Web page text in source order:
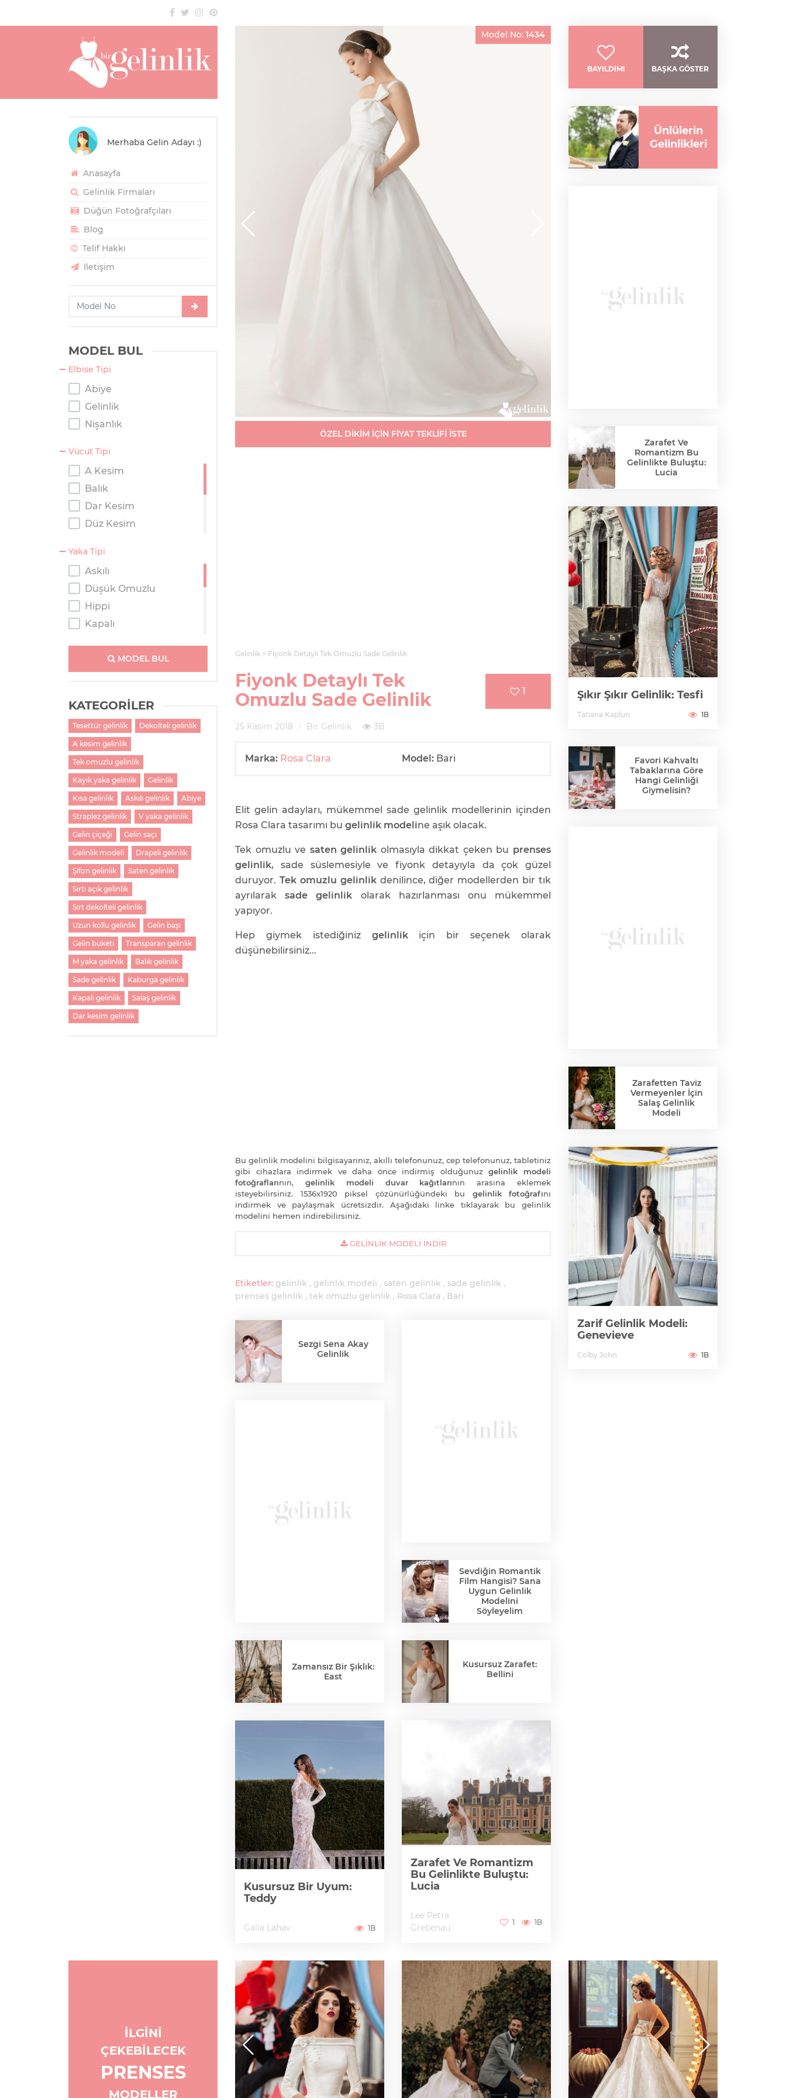
Merhaba Gelin Adayı :)
Anasayfa
Gelinlik Firmaları
Düğün Fotoğrafçıları
Blog
Telif Hakkı
İletişim
MODEL BUL
Elbise Tipi
Abiye
Gelinlik
Nişanlık
Vücut Tipi
A Kesim
Balık
Dar Kesim
Düz Kesim
Kısa
Prenses
Salaş
Tulum
Yaka Tipi
Askılı
Düşük Omuzlu
Hippi
Kapalı
Kolsuz
M Yaka
Tek Omuzlu
Tesettür
Transparan Omuzlu
V Yaka
MODEL BUL
KATEGORİLER
Tesettür gelinlik Dekolteli gelinlik
A kesim gelinlik
Tek omuzlu gelinlik
Kayık yaka gelinlik Gelinlik
Kısa gelinlik Askılı gelinlik Abiye
Straplez gelinlik V yaka gelinlik
Gelin çiçeği Gelin saçı
Gelinlik modeli Drapeli gelinlik
Şifon gelinlik Saten gelinlik
Sırtı açık gelinlik
Sırt dekolteli gelinlik
Uzun kollu gelinlik Gelin başı
Gelin buketi Transparan gelinlik
M yaka gelinlik Balık gelinlik
Sade gelinlik Kaburga gelinlik
Kapalı gelinlik Salaş gelinlik
Dar kesim gelinlik
Model No: 1434
ÖZEL DİKİM İÇİN FİYAT TEKLİFİ İSTE
Gelinlik Fiyonk Detaylı Tek Omuzlu Sade Gelinlik
Fiyonk Detaylı Tek
Omuzlu Sade Gelinlik
1
25 Kasım 2018 Bir Gelinlik 3B
Marka: Rosa Clara Model: Bari
Elit gelin adayları, mükemmel sade gelinlik modellerinin içinden
Rosa Clara tasarımı bu gelinlik modeline aşık olacak.
Tek omuzlu ve saten gelinlik olmasıyla dikkat çeken bu prenses
gelinlik, sade süslemesiyle ve fiyonk detayıyla da çok güzel
duruyor. Tek omuzlu gelinlikdenilince, diğer modellerden bir tık
ayrılaraksade gelinlik olarak hazırlanması onu mükemmel
yapıyor.
Hep giymek istediğiniz gelinlikiçin bir seçenek olarak
düşünebilirsiniz...
Bu gelinlik modelini bilgisayarınız, akıllı telefonunuz, cep telefonunuz, tabletiniz
gibi cihazlara indirmek ve daha önce indirmiş olduğunuzgelinlik modeli
fotoğraflarının, gelinlik modeli duvar kağıtlarının arasına eklemek
isteyebilirsiniz. 1536x1920 piksel çözünürlüğündeki bu gelinlik fotoğrafını
indirmek ve paylaşmak ücretsizdir. Aşağıdaki linke tıklayarak bu gelinlik
modelini hemen indirebilirsiniz.
GELINLIK MODELI İNDIR
Etiketler: gelinlik gelinlik modeli saten gelinlik
sade gelinlik
prenses gelinlik
tek omuzlu gelinlik Rosa Clara Bari
Sezgi Sena Akay
Gelinlik
Zamansız Bir Şıklık:
East
Kusursuz Bir Uyum:
Teddy
Galia Lahav 1B
Sevdiğin Romantik
Film Hangisi? Sana
Uygun Gelinlik
Modelini
Söyleyelim
Kusursuz Zarafet:
Bellini
Zarafet Ve Romantizm
Bu Gelinlikte Buluştu:
Lucia
Lee Petra
Grebenau
1 1B
BAYILDIM! BAŞKA GÖSTER
Ünlülerin
Gelinlikleri
Zarafet Ve
Romantizm Bu
Gelinlikte Buluştu:
Lucia
Şıkır Şıkır Gelinlik: Tesfi
Tatiana Kaplun 1B
Favori Kahvaltı
Tabaklarına Göre
Hangi Gelinliği
Giymelisin?
Zarafetten Taviz
Vermeyenler İçin
Salaş Gelinlik
Modeli
Zarif Gelinlik Modeli:
Genevieve
Colby John 1B
İLGİNİ
ÇEKEBİLECEK
PRENSES
MODELLER